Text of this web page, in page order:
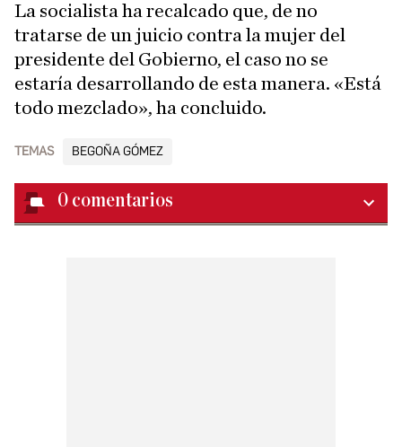
La socialista ha recalcado que, de no
tratarse de un juicio contra la mujer del
presidente del Gobierno, el caso no se
estaría desarrollando de esta manera. «Está
todo mezclado», ha concluido.
TEMAS BEGOÑA GÓMEZ
0 comentarios